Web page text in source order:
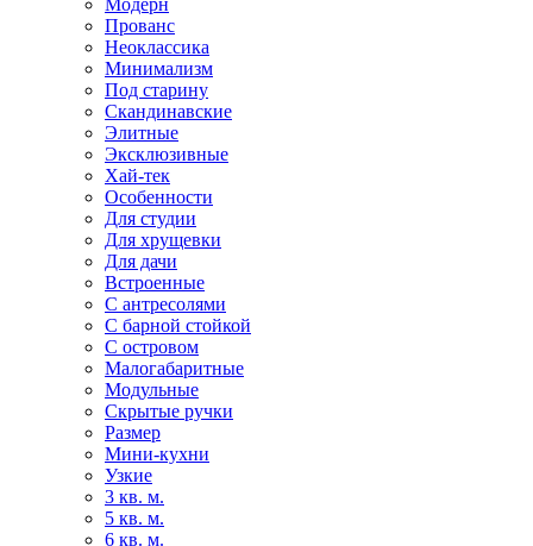
Модерн
Прованс
Неоклассика
Минимализм
Под старину
Скандинавские
Элитные
Эксклюзивные
Хай-тек
Особенности
Для студии
Для хрущевки
Для дачи
Встроенные
С антресолями
С барной стойкой
С островом
Малогабаритные
Модульные
Скрытые ручки
Размер
Мини-кухни
Узкие
3 кв. м.
5 кв. м.
6 кв. м.